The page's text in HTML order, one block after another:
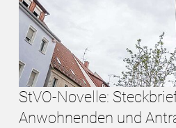
StVO-Novelle:
Anwohnenden und